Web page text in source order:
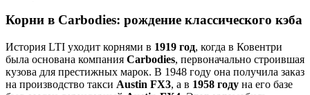
Корни в Carbodies: рождение классического кэба
История LTI уходит корнями в 1919 год, когда в Ковентри
была основана компания Carbodies, первоначально строившая
кузова для престижных марок. В 1948 году она получила заказ
на производство такси Austin FX3, а в 1958 году на его базе